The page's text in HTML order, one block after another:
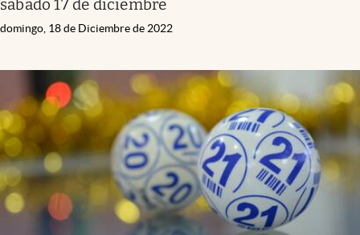
sábado 17 de diciembre
domingo, 18 de Diciembre de 2022